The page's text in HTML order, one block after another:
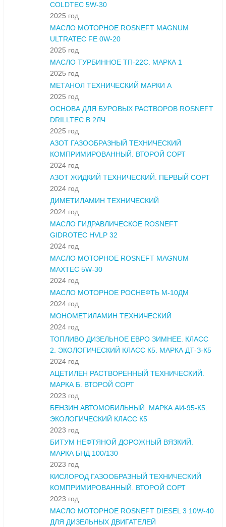
COLDTEC 5W-30
2025 год
МАСЛО МОТОРНОЕ ROSNEFT MAGNUM
ULTRATEC FE 0W-20
2025 год
МАСЛО ТУРБИННОЕ ТП-22С. МАРКА 1
2025 год
МЕТАНОЛ ТЕХНИЧЕСКИЙ МАРКИ А
2025 год
ОСНОВА ДЛЯ БУРОВЫХ РАСТВОРОВ ROSNEFT
DRILLTEC В 2ЛЧ
2025 год
АЗОТ ГАЗООБРАЗНЫЙ ТЕХНИЧЕСКИЙ
КОМПРИМИРОВАННЫЙ. ВТОРОЙ СОРТ
2024 год
АЗОТ ЖИДКИЙ ТЕХНИЧЕСКИЙ. ПЕРВЫЙ СОРТ
2024 год
ДИМЕТИЛАМИН ТЕХНИЧЕСКИЙ
2024 год
МАСЛО ГИДРАВЛИЧЕСКОЕ ROSNEFT
GIDROTEC HVLP 32
2024 год
МАСЛО МОТОРНОЕ ROSNEFT MAGNUM
MAXTEC 5W-30
2024 год
МАСЛО МОТОРНОЕ РОСНЕФТЬ М-10ДМ
2024 год
МОНОМЕТИЛАМИН ТЕХНИЧЕСКИЙ
2024 год
ТОПЛИВО ДИЗЕЛЬНОЕ ЕВРО ЗИМНЕЕ. КЛАСС
2. ЭКОЛОГИЧЕСКИЙ КЛАСС К5. МАРКА ДТ-З-К5
2024 год
АЦЕТИЛЕН РАСТВОРЕННЫЙ ТЕХНИЧЕСКИЙ.
МАРКА Б. ВТОРОЙ СОРТ
2023 год
БЕНЗИН АВТОМОБИЛЬНЫЙ. МАРКА АИ-95-К5.
ЭКОЛОГИЧЕСКИЙ КЛАСС К5
2023 год
БИТУМ НЕФТЯНОЙ ДОРОЖНЫЙ ВЯЗКИЙ.
МАРКА БНД 100/130
2023 год
КИСЛОРОД ГАЗООБРАЗНЫЙ ТЕХНИЧЕСКИЙ
КОМПРИМИРОВАННЫЙ. ВТОРОЙ СОРТ
2023 год
МАСЛО МОТОРНОЕ ROSNEFT DIESEL 3 10W-40
ДЛЯ ДИЗЕЛЬНЫХ ДВИГАТЕЛЕЙ